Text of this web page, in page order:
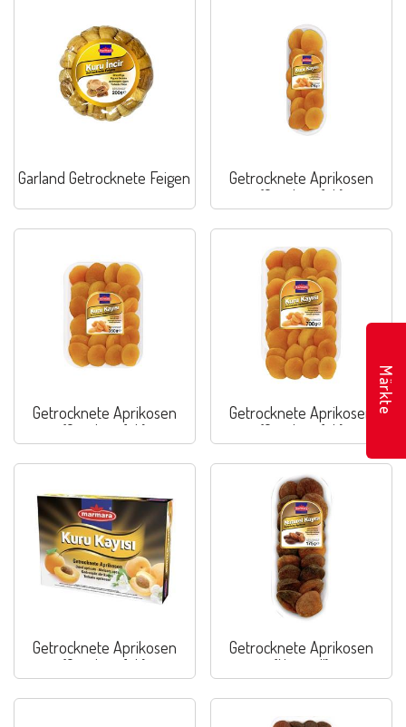
Garland Getrocknete Feigen
Getrocknete Aprikosen
(Geschwefelt)
Getrocknete Aprikosen
(Geschwefelt)
Getrocknete Aprikosen
(Geschwefelt)
Getrocknete Aprikosen
(Geschwefelt)
Getrocknete Aprikosen
(Naturell)
Märkte